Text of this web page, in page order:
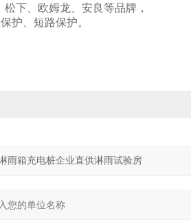
下、欧姆龙、安良等品牌，
护、短路保护。